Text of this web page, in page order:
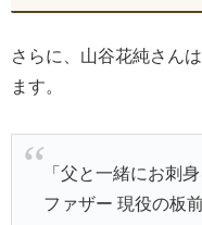
さらに、山谷花純さん
ます。
「父と一緒にお刺
ファザー 現役の板